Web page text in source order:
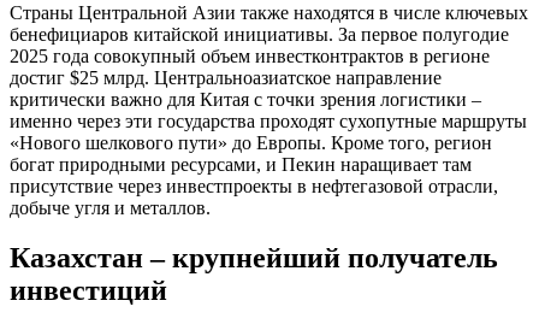
Страны Центральной Азии также находятся в числе ключевых
бенефициаров китайской инициативы. За первое полугодие
2025 года совокупный объем инвестконтрактов в регионе
достиг $25 млрд. Центральноазиатское направление
критически важно для Китая с точки зрения логистики –
именно через эти государства проходят сухопутные маршруты
«Нового шелкового пути» до Европы. Кроме того, регион
богат природными ресурсами, и Пекин наращивает там
присутствие через инвестпроекты в нефтегазовой отрасли,
добыче угля и металлов.
Казахстан – крупнейший получатель
инвестиций